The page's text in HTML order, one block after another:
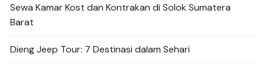
Sewa Kamar Kost dan Kontrakan di Solok Sumatera
Barat
Dieng Jeep Tour: 7 Destinasi dalam Sehari